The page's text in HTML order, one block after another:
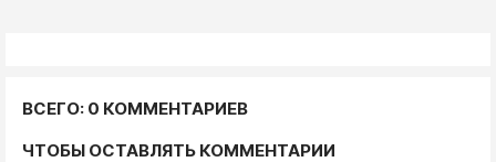
ВСЕГО: 0 КОММЕНТАРИЕВ
ЧТОБЫ ОСТАВЛЯТЬ КОММЕНТАРИИ